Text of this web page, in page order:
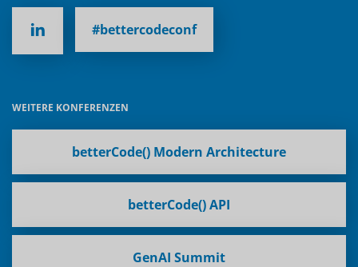
#bettercodeconf
WEITERE KONFERENZEN
betterCode() Modern Architecture
betterCode() API
GenAI Summit